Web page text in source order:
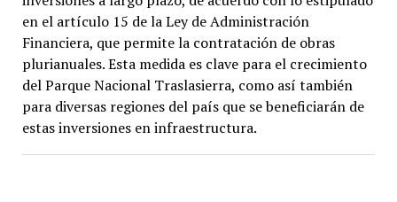
en el artículo 15 de la Ley de Administración
Financiera, que permite la contratación de obras
plurianuales. Esta medida es clave para el crecimiento
del Parque Nacional Traslasierra, como así también
para diversas regiones del país que se beneficiarán de
estas inversiones en infraestructura.